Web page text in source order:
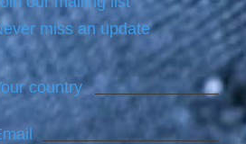
miss an update
country